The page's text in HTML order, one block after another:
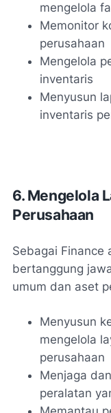
mengelola
Memonitor
perusahaan
Mengelola
inventaris
Menyusun
inventaris
6. Mengelola
Perusahaan
Sebagai Finance
bertanggung
umum dan aset
Menyusun
mengelola
perusahaan
Menjaga
peralatan